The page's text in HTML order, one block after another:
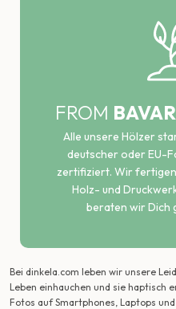
FROM
Alle unsere Hölzer
deutscher oder EU-
zertifiziert. Wir
Holz- und
beraten wir Dich
Bei dinkela.com leben wir unsere
Leben einhauchen und sie haptisch
Fotos auf Smartphones, Laptops